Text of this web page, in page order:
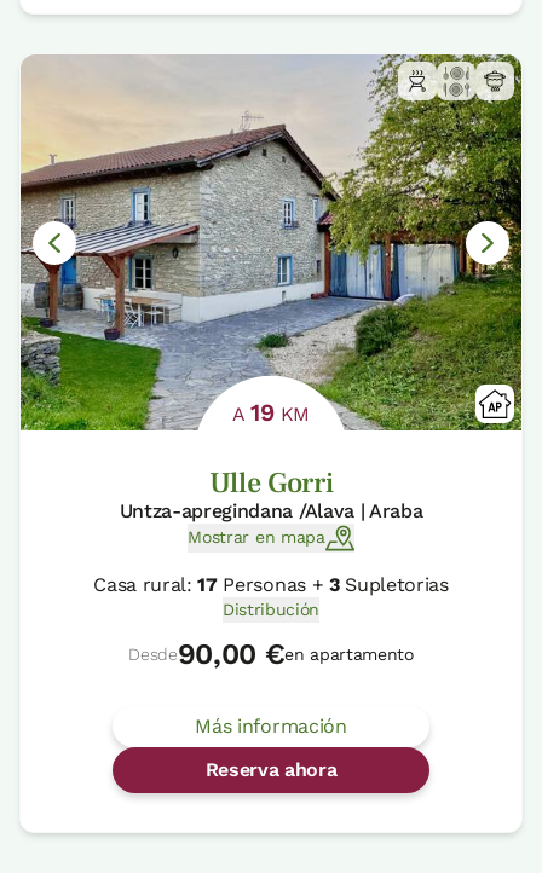
A19KM
Ulle Gorri
Untza-apregindana /Alava | Araba
Mostrar en mapa
Casa rural:17Personas + 3Supletorias
Distribución
Desde90,00 €en apartamento
Más información
Reserva ahora